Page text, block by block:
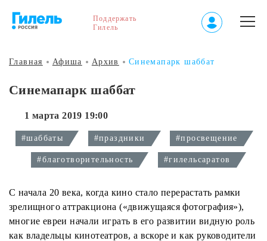
Поддержать
Гилель
Главная Афиша Архив Синeмапарк шаббат
Синeмапарк шаббат
1 марта 2019 19:00
#шаббаты #праздники #просвещение
#благотворительность #гилельсаратов
С начала 20 века, когда кино стало перерастать рамки
зрелищного аттракциона («движущаяся фотография»),
многие евреи начали играть в его развитии видную роль
как владельцы кинотеатров, а вскоре и как руководители